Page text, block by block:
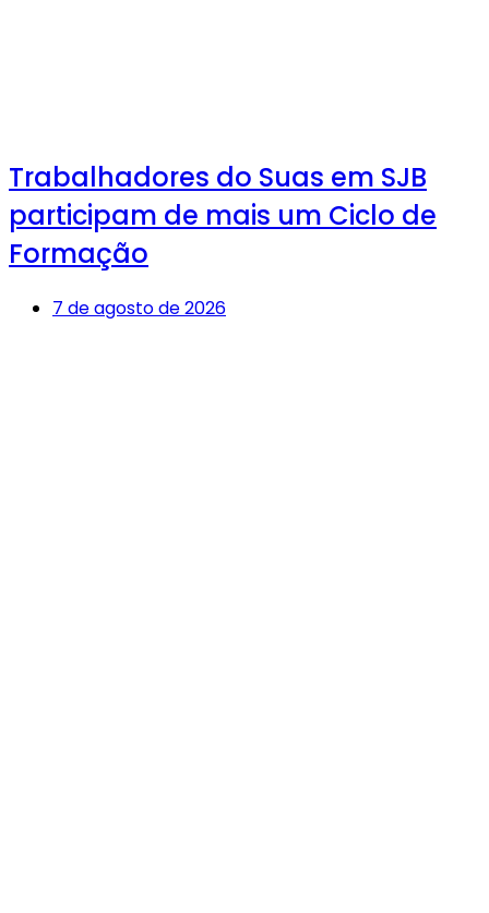
Trabalhadores do Suas em SJB
participam de mais um Ciclo de
Formação
7 de agosto de 2026